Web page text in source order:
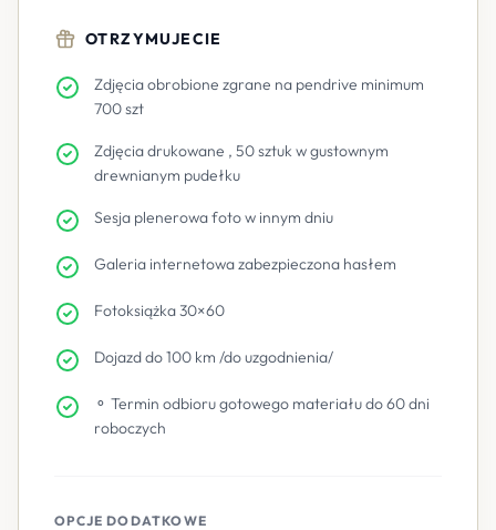
OTRZYMUJECIE
Zdjęcia obrobione zgrane na pendrive minimum
700 szt
Zdjęcia drukowane , 50 sztuk w gustownym
drewnianym pudełku
Sesja plenerowa foto w innym dniu
Galeria internetowa zabezpieczona hasłem
Fotoksiążka 30×60
Dojazd do 100 km /do uzgodnienia/
⚬ Termin odbioru gotowego materiału do 60 dni
roboczych
OPCJE DODATKOWE